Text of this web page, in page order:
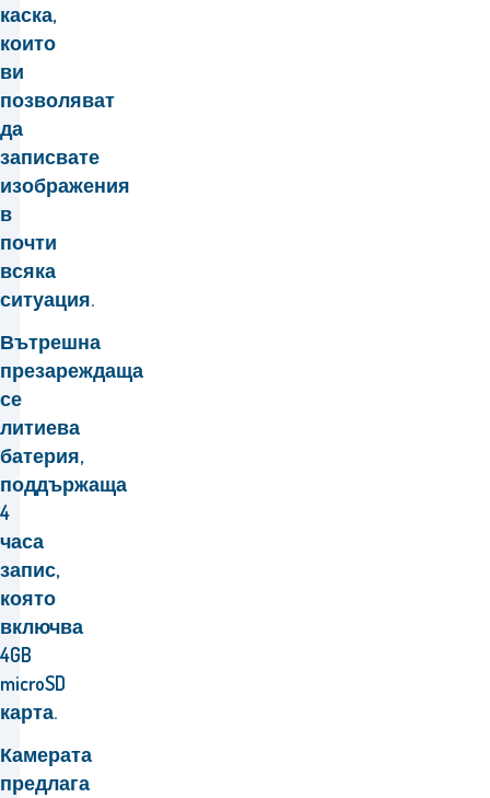
каска,
които
ви
позволяват
да
записвате
изображения
в
почти
всяка
ситуация.
Вътрешна
презареждаща
се
литиева
батерия,
поддържаща
4
часа
запис,
която
включва
4GB
microSD
карта.
Камерата
предлага